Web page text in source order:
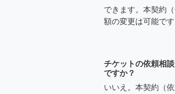
できます。本契約
額の変更は可能です
チケットの依頼相
ですか？
いいえ。本契約（